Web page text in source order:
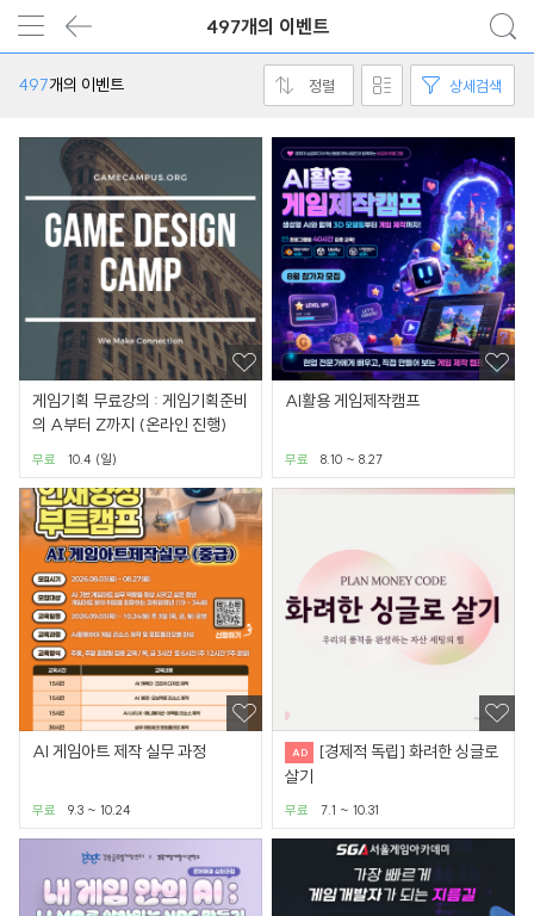
497개의 이벤트
497개의 이벤트 정렬 상세검색
게임기획 무료강의 : 게임기획준비
의 A부터 Z까지 (온라인 진행)
10.4 (일)
무료
AI활용 게임제작캠프
8.10 ~ 8.27
무료
AI 게임아트 제작 실무 과정
9.3 ~ 10.24
무료
[경제적 독립] 화려한 싱글로
살기
7.1 ~ 10.31
무료